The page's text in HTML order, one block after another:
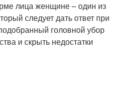
лица женщине – один из
следует дать ответ при
головной убор
и скрыть недостатки